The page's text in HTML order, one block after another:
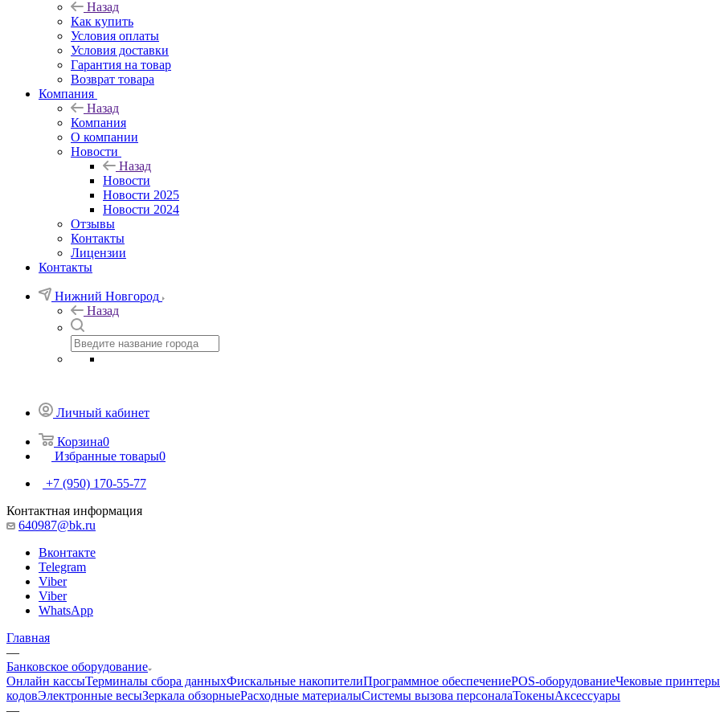
Назад
Как купить
Условия оплаты
Условия доставки
Гарантия на товар
Возврат товара
Компания
Назад
Компания
О компании
Новости
Назад
Новости
Новости 2025
Новости 2024
Отзывы
Контакты
Лицензии
Контакты
Нижний Новгород
Назад
Личный кабинет
Корзина0
Избранные товары0
+7 (950) 170-55-77
Контактная информация
640987@bk.ru
Вконтакте
Telegram
Viber
Viber
WhatsApp
Главная
—
Банковское оборудование
Онлайн кассыТерминалы сбора данныхФискальные накопителиПрограммное обеспечениеPOS-оборудованиеЧековые принтеры
кодовЭлектронные весыЗеркала обзорныеРасходные материалыСистемы вызова персоналаТокеныАксессуары
—